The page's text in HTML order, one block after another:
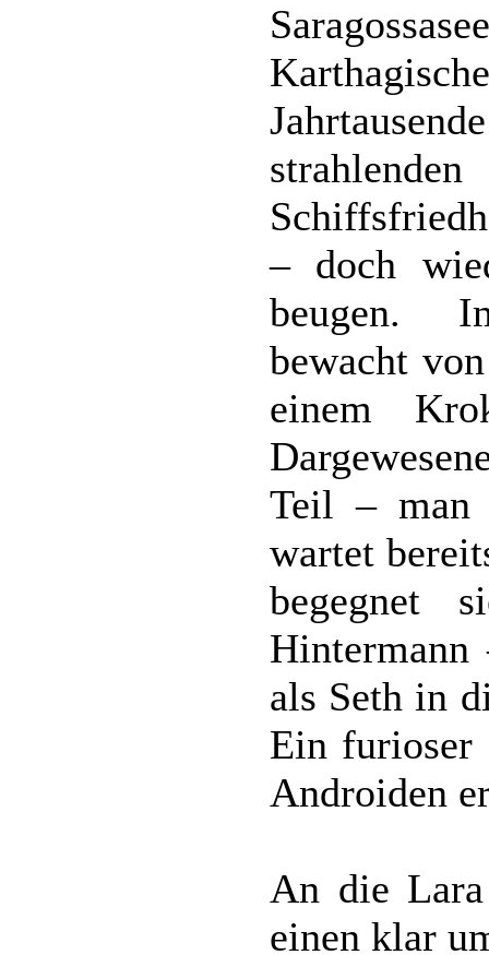
– doch
beugen.
bewacht
einem
Teil – man
wartet
begegnet
Hintermann
als Seth in
Ein furioser
Androiden
An die
einen klar